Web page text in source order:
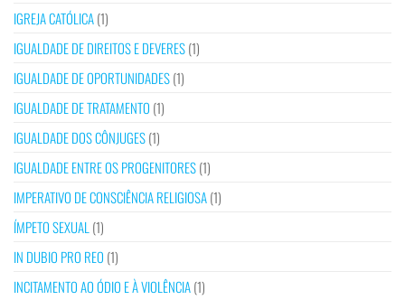
IGREJA CATÓLICA(1)
IGUALDADE DE DIREITOS E DEVERES(1)
IGUALDADE DE OPORTUNIDADES(1)
IGUALDADE DE TRATAMENTO (1)
IGUALDADE DOS CÔNJUGES(1)
IGUALDADE ENTRE OS PROGENITORES(1)
IMPERATIVO DE CONSCIÊNCIA RELIGIOSA(1)
ÍMPETO SEXUAL (1)
IN DUBIO PRO REO (1)
INCITAMENTO AO ÓDIO E À VIOLÊNCIA(1)